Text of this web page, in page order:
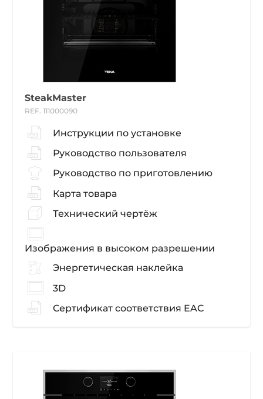
SteakMaster
REF. 111000090
Инструкции по установке
Руководство пользователя
Руководство по приготовлению
Карта товара
Технический чертёж
Изображения в высоком разрешении
Энергетическая наклейка
3D
Сертификат соответствия EAC